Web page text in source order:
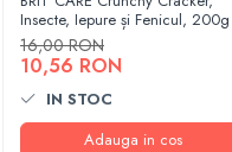
Insecte, Iepure și Fenicul, 200g
16,00 RON
10,56 RON
IN STOC
Adauga in cos